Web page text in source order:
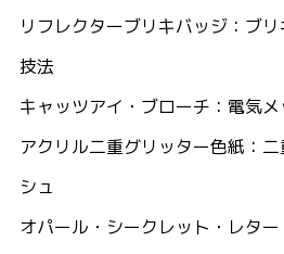
リフレクターブリキバッジ：ブリ
技法
キャッツアイ・ブローチ：電気
アクリル二重グリッター色紙：
シュ
オパール・シークレット・レタ